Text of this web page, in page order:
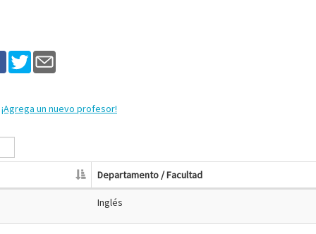
¡Agrega un nuevo profesor!
Departamento / Facultad
Inglés